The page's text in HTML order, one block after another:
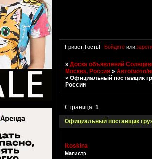
Привет, Гость! Войдитеили
»Доска объявлений
Москва, Россия »Авто/мото/
»Официальный поставщик
России
Официальный поставщик
Страница:1
lkoskina
Магистр